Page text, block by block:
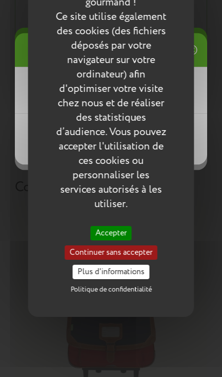
Ce site utilise également
des cookies (des fichiers
déposés par votre
navigateur sur votre
ordinateur) afin
d'optimiser votre visite
chez nous et de réaliser
des statistiques
d’audience. Vous pouvez
accepter l'utilisation de
ces cookies ou
personnaliser les
services autorisés à les
utiliser.
Accepter
Continuer sans accepter
Plus d'informations
Politique de confidentialité
La finition et la solidité Tann's !
Une démarche éco responsable :
Tout pour la santé de votre enfant : respect des
normes européennes ReACH
Entretien
Pour l’entretien de nos produits, nous vous
conseillons d’utiliser un chiffon humide ou une
éponge légèrement humidifiée à l'eau
savonneuse. N’utilisez pas de produits agressifs
qui risqueraient de détériorer le produit.
Compléter la collection
Mes listes d'envies
Créer une nouvelle liste
((title))
((cancelText))
((createText))
Connexion
Vous devez être connecté pour ajouter
des produits à votre liste d'envies.
((cancelText))
((loginText))